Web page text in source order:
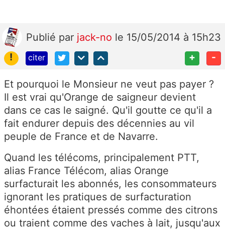
Publié par jack-no le 15/05/2014 à 15h23
!
citer + -
Et pourquoi le Monsieur ne veut pas payer ?
Il est vrai qu'Orange de saigneur devient
dans ce cas le saigné. Qu'il goutte ce qu'il a
fait endurer depuis des décennies au vil
peuple de France et de Navarre.
Quand les télécoms, principalement PTT,
alias France Télécom, alias Orange
surfacturait les abonnés, les consommateurs
ignorant les pratiques de surfacturation
éhontées étaient pressés comme des citrons
ou traient comme des vaches à lait, jusqu'aux